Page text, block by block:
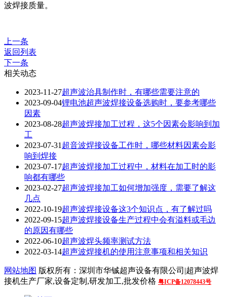
波焊接质量。
上一条
返回列表
下一条
相关动态
2023-11-27超声波治具制作时，有哪些需要注意的
2023-09-04锂电池超声波焊接设备选购时，要参考哪些
因素
2023-08-28超声波焊接加工过程，这5个因素会影响到加
工
2023-07-31 超音波焊接设备工作时，哪些材料因素会影
响到焊接
2023-07-17超声波焊接加工过程中，材料在加工时的影
响都有哪些
2023-02-27超声波焊接加工如何增加强度，需要了解这
几点
2022-10-19超声波焊接设备这3个知识点，有了解过吗
2022-09-15超声波焊接设备生产过程中会有溢料或毛边
的原因有哪些
2022-06-10超声波焊头频率测试方法
2022-03-14超声波焊接机的使用注意事项和相关知识
网站地图 版权所有：深圳市华铖超声设备有限公司|超声波焊
接机生产厂家,设备定制,研发加工,批发价格 粤ICP备12078443号